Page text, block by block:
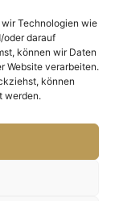
Technologien wie
oder darauf
können wir Daten
Website verarbeiten.
können
werden.